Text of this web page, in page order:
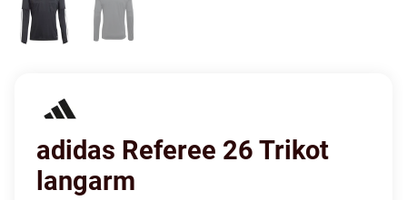
adidas Referee 26 Trikot
langarm